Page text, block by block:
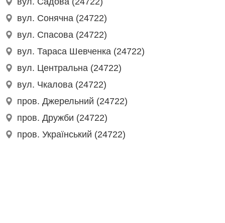
вул. Сонячна (24722)
вул. Спасова (24722)
вул. Тараса Шевченка (24722)
вул. Центральна (24722)
вул. Чкалова (24722)
пров. Джерельний (24722)
пров. Дружби (24722)
пров. Український (24722)